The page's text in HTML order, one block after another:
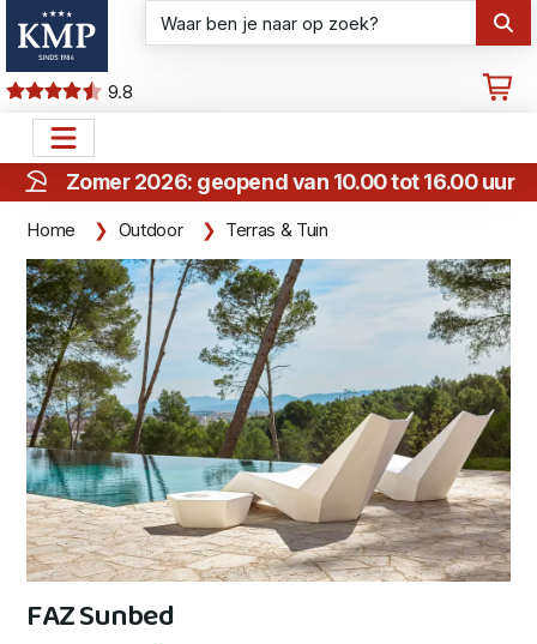
9.8
Zomer 2026: geopend van 10.00 tot 16.00 uur
Home Outdoor Terras & Tuin
FAZ Sunbed